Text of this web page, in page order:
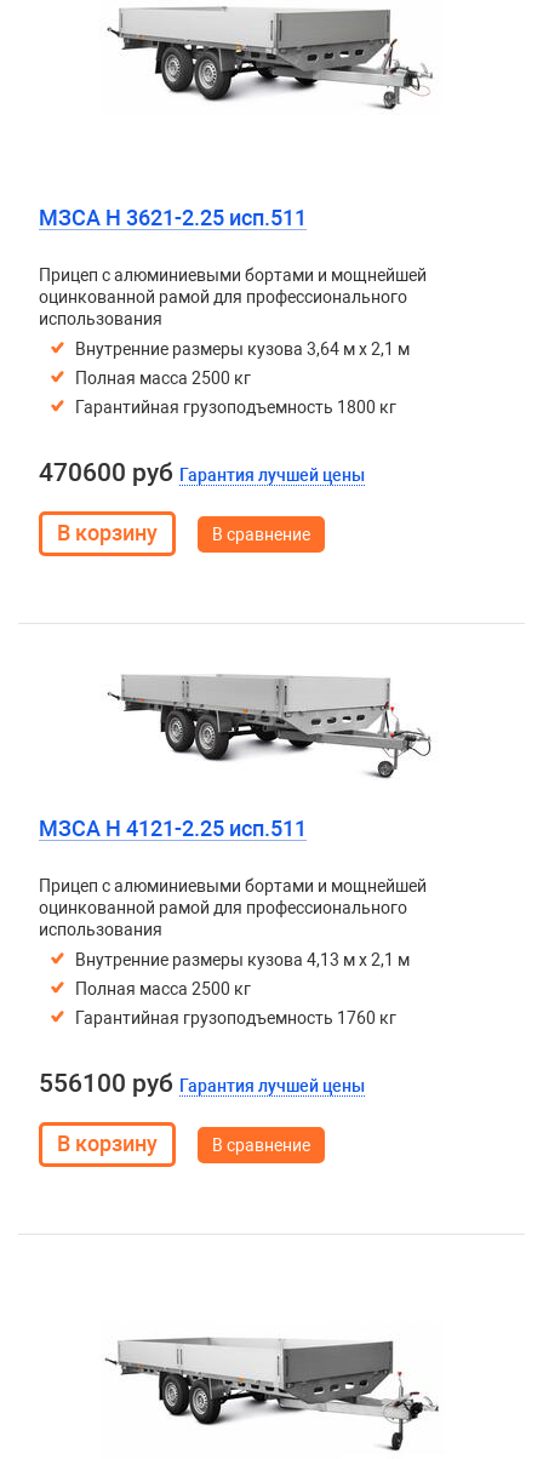
МЗСА H 3621-2.25 исп.511
Прицеп с алюминиевыми бортами и мощнейшей
оцинкованной рамой для профессионального
использования
Внутренние размеры кузова 3,64 м х 2,1 м
Полная масса 2500 кг
Гарантийная грузоподъемность 1800 кг
470600 руб Гарантия лучшей цены
В сравнение
МЗСА H 4121-2.25 исп.511
Прицеп с алюминиевыми бортами и мощнейшей
оцинкованной рамой для профессионального
использования
Внутренние размеры кузова 4,13 м х 2,1 м
Полная масса 2500 кг
Гарантийная грузоподъемность 1760 кг
556100 руб Гарантия лучшей цены
В сравнение